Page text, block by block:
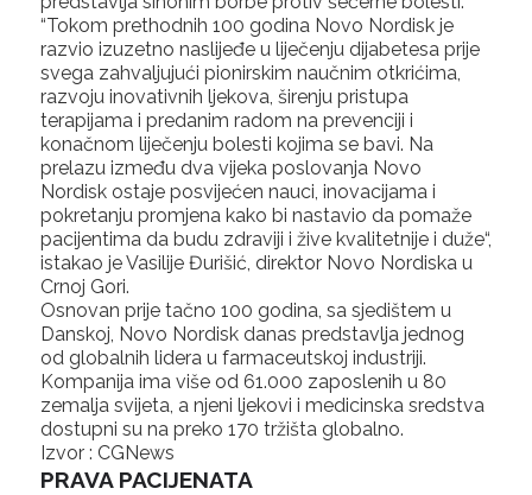
“Tokom prethodnih 100 godina Novo Nordisk je
razvio izuzetno naslijeđe u liječenju dijabetesa prije
svega zahvaljujući pionirskim naučnim otkrićima,
razvoju inovativnih ljekova, širenju pristupa
terapijama i predanim radom na prevenciji i
konačnom liječenju bolesti kojima se bavi. Na
prelazu između dva vijeka poslovanja Novo
Nordisk ostaje posvijećen nauci, inovacijama i
pokretanju promjena kako bi nastavio da pomaže
pacijentima da budu zdraviji i žive kvalitetnije i duže“,
istakao je Vasilije Đurišić, direktor Novo Nordiska u
Crnoj Gori.
Osnovan prije tačno 100 godina, sa sjedištem u
Danskoj, Novo Nordisk danas predstavlja jednog
od globalnih lidera u farmaceutskoj industriji.
Kompanija ima više od 61.000 zaposlenih u 80
zemalja svijeta, a njeni ljekovi i medicinska sredstva
dostupni su na preko 170 tržišta globalno.
Izvor : CGNews
PRAVA PACIJENATA